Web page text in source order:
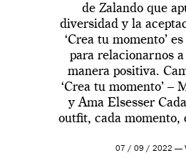
de Zalando que
diversidad y la
‘Crea tu momento’
para relacionarnos
manera positiva.
‘Crea tu momento’ –
y Ama Elsesser
outfit, cada momento,
07 / 09 / 2022 —